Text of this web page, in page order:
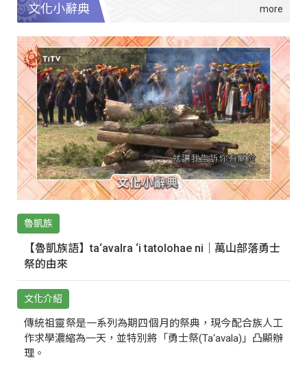
文化小辭典
魯凱族
【魯凱族語】ta‘avalra ‘i tatolohae ni｜萬山部落勇士
祭的由來
文化介紹
傳統祖靈祭是一系列為期四個月的祭典，現今配合族人工
作求學濃縮為一天，並特別將「勇士祭(Ta‘avala)」凸顯辦
理。